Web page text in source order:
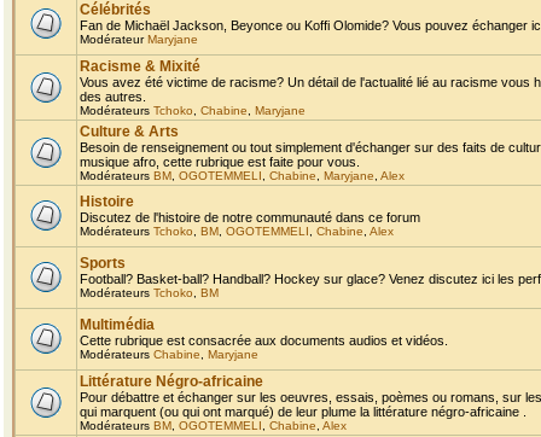
Célébrités
Fan de Michaël Jackson, Beyonce ou Koffi Olomide? Vous pouvez échanger
ModérateurMaryjane
Racisme & Mixité
Vous avez été victime de racisme? Un détail de l'actualité lié au racisme
des autres.
Modérateurs Tchoko Chabine Maryjane
Culture & Arts
Besoin de renseignement ou tout simplement d'échanger sur des faits de
musique afro, cette rubrique est faite pour vous.
Modérateurs BM OGOTEMMELI Chabine Maryjane Alex
Histoire
Discutez de l'histoire de notre communauté dans ce forum
Modérateurs Tchoko BM OGOTEMMELI Chabine Alex
Sports
Football? Basket-ball? Handball? Hockey sur glace? Venez discutez ici les
Modérateurs Tchoko BM
Multimédia
Cette rubrique est consacrée aux documents audios et vidéos.
Modérateurs Chabine Maryjane
Littérature Négro-africaine
Pour débattre et échanger sur les oeuvres, essais, poèmes ou romans, sur
qui marquent (ou qui ont marqué) de leur plume la littérature négro-africaine .
Modérateurs BM OGOTEMMELI Chabine Alex